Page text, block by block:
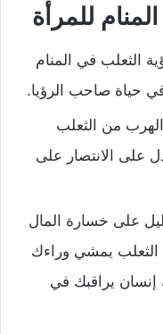
للمرأة
الثعلب في المنام
حياة صاحب الرؤيا.
من الثعلب
على الانتصار على
على خسارة المال
الثعلب يمشي وراءك
إنسان يراقبك في